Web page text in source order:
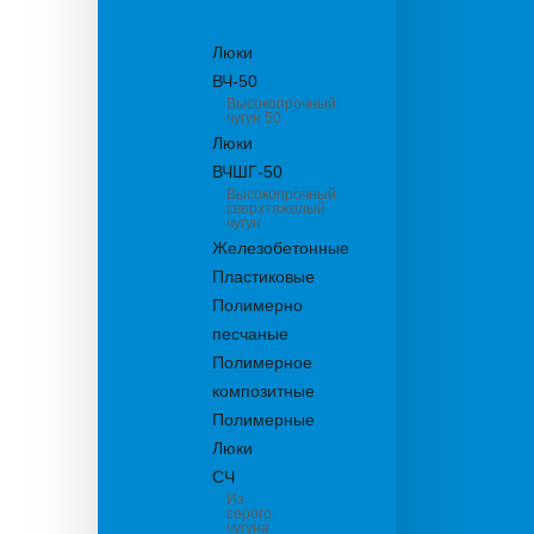
Люки
ВЧ-50
Высокопрочный
чугун 50
Люки
ВЧШГ-50
Высокопрочный
сверхтяжелый
чугун
Железобетонные
Пластиковые
Полимерно
песчаные
Полимерное
композитные
Полимерные
Люки
СЧ
Из
серого
чугуна